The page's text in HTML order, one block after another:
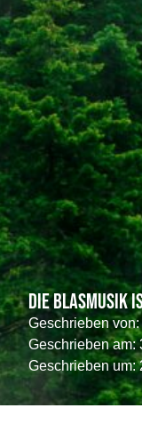
Die Blasmusik
Geschrieben von:
Geschrieben am:
Geschrieben um: